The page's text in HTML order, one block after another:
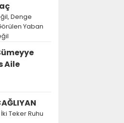
Denge
Yaban
Aile
Teker Ruhu